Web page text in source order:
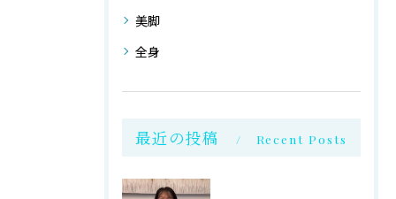
美脚
全身
最近の投稿 Recent Posts